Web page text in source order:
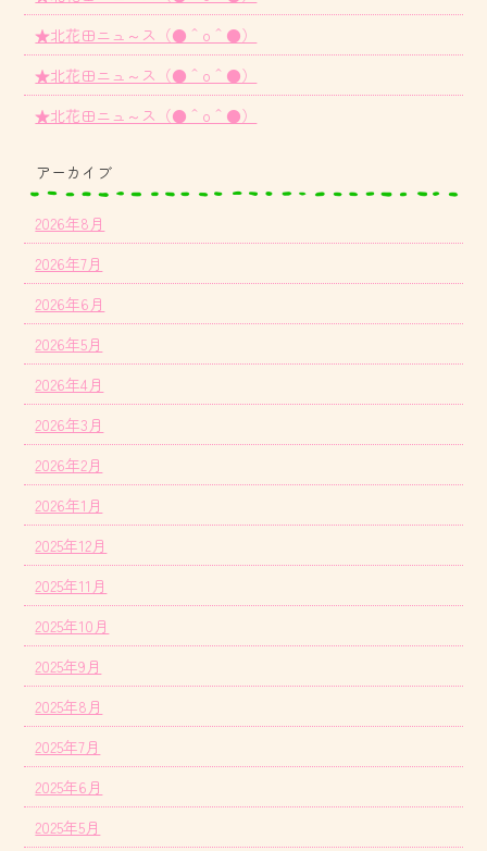
★北花田ニュ～ス（●＾o＾●）
★北花田ニュ～ス（●＾o＾●）
★北花田ニュ～ス（●＾o＾●）
アーカイブ
2026年8月
2026年7月
2026年6月
2026年5月
2026年4月
2026年3月
2026年2月
2026年1月
2025年12月
2025年11月
2025年10月
2025年9月
2025年8月
2025年7月
2025年6月
2025年5月